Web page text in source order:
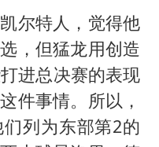
尔特人，觉得他
，但猛龙用创造
进总决赛的表现
件事情。所以，
列为东部第2的